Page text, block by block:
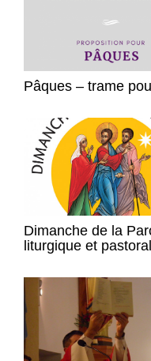
Pâques – trame
Dimanche de la
liturgique et